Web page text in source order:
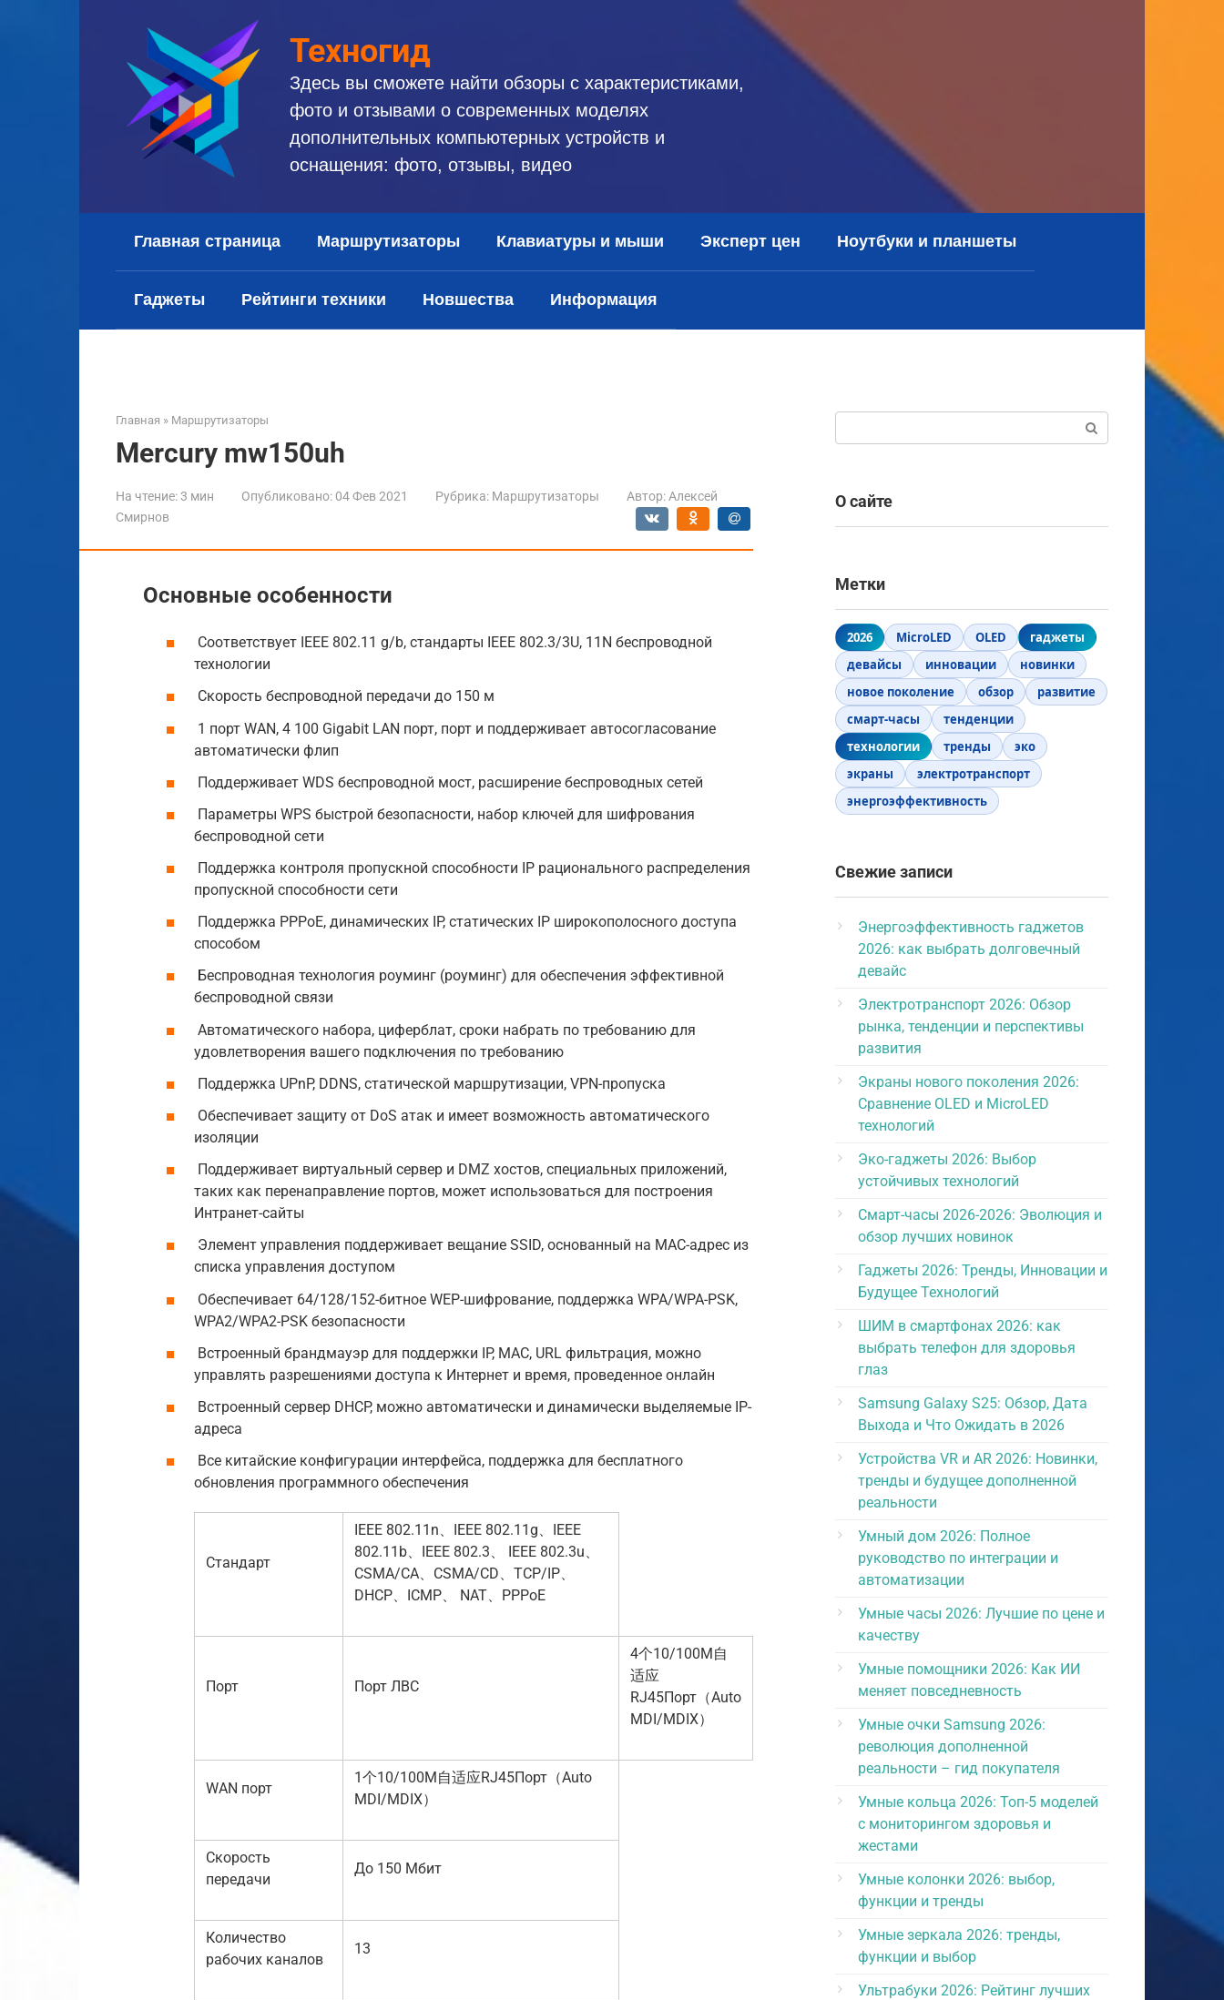
Техногид
Здесь вы сможете найти обзоры с характеристиками,
фото и отзывами о современных моделях
дополнительных компьютерных устройств и
оснащения: фото, отзывы, видео
Главная страница Маршрутизаторы Клавиатуры и мыши Эксперт цен Ноутбуки и планшеты
Гаджеты Рейтинги техники Новшества Информация
Главная » Маршрутизаторы
Mercury mw150uh
На чтение:3 мин Опубликовано: 04 Фев 2021 Рубрика: Маршрутизаторы Автор: Алексей
Смирнов
Основные особенности
Соответствует IEEE 802.11 g/b, стандарты IEEE 802.3/3U, 11N беспроводной
технологии
Скорость беспроводной передачи до 150 м
1 порт WAN, 4 100 Gigabit LAN порт, порт и поддерживает автосогласование
автоматически флип
Поддерживает WDS беспроводной мост, расширение беспроводных сетей
Параметры WPS быстрой безопасности, набор ключей для шифрования
беспроводной сети
Поддержка контроля пропускной способности IP рационального распределения
пропускной способности сети
Поддержка PPPoE, динамических IP, статических IP широкополосного доступа
способом
Беспроводная технология роуминг (роуминг) для обеспечения эффективной
беспроводной связи
Автоматического набора, циферблат, сроки набрать по требованию для
удовлетворения вашего подключения по требованию
Поддержка UPnP, DDNS, статической маршрутизации, VPN-пропуска
Обеспечивает защиту от DoS атак и имеет возможность автоматического
изоляции
Поддерживает виртуальный сервер и DMZ хостов, специальных приложений,
таких как перенаправление портов, может использоваться для построения
Интранет-сайты
Элемент управления поддерживает вещание SSID, основанный на MAC-адрес из
списка управления доступом
Обеспечивает 64/128/152-битное WEP-шифрование, поддержка WPA/WPA-PSK,
WPA2/WPA2-PSK безопасности
Встроенный брандмауэр для поддержки IP, MAC, URL фильтрация, можно
управлять разрешениями доступа к Интернет и время, проведенное онлайн
Встроенный сервер DHCP, можно автоматически и динамически выделяемые IP-
адреса
Все китайские конфигурации интерфейса, поддержка для бесплатного
обновления программного обеспечения
Стандарт
IEEE 802.11n、IEEE 802.11g、IEEE
802.11b、IEEE 802.3、 IEEE 802.3u、
CSMA/CA、CSMA/CD、TCP/IP、
DHCP、ICMP、 NAT、PPPoE
Порт Порт ЛВС
4个10/100M自
适应
RJ45Порт（Auto
MDI/MDIX）
WAN порт
1个10/100M自适应RJ45Порт（Auto
MDI/MDIX）
Скорость
передачи
До 150 Мбит
Количество
рабочих каналов
13
О сайте
Метки
2026 MicroLED OLED
гаджеты
девайсы
инновации
новинки
новое поколение
обзор
развитие
смарт-часы
тенденции
технологии
тренды
эко
экраны
электротранспорт
энергоэффективность
Свежие записи
Энергоэффективность гаджетов
2026: как выбрать долговечный
девайс
Электротранспорт 2026: Обзор
рынка, тенденции и перспективы
развития
Экраны нового поколения 2026:
Сравнение OLED и MicroLED
технологий
Эко-гаджеты 2026: Выбор
устойчивых технологий
Смарт-часы 2026-2026: Эволюция и
обзор лучших новинок
Гаджеты 2026: Тренды, Инновации и
Будущее Технологий
ШИМ в смартфонах 2026: как
выбрать телефон для здоровья
глаз
Samsung Galaxy S25: Обзор, Дата
Выхода и Что Ожидать в 2026
Устройства VR и AR 2026: Новинки,
тренды и будущее дополненной
реальности
Умный дом 2026: Полное
руководство по интеграции и
автоматизации
Умные часы 2026: Лучшие по цене и
качеству
Умные помощники 2026: Как ИИ
меняет повседневность
Умные очки Samsung 2026:
революция дополненной
реальности – гид покупателя
Умные кольца 2026: Топ-5 моделей
с мониторингом здоровья и
жестами
Умные колонки 2026: выбор,
функции и тренды
Умные зеркала 2026: тренды,
функции и выбор
Ультрабуки 2026: Рейтинг лучших